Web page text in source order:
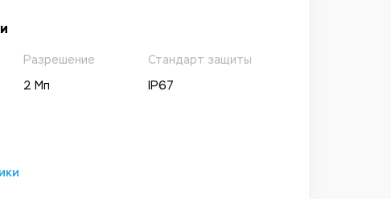
Разрешение
2 Мп
Стандарт защиты
IP67